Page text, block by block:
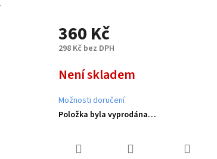
360 Kč
298 Kč bez DPH
cena:
Není skladem
Možnosti doručení
Položka byla vyprodána…